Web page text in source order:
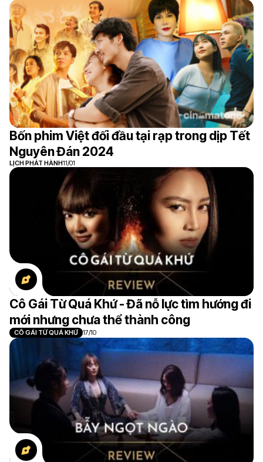
Bốn phim Việt đối đầu tại rạp trong dịp Tết
Nguyên Đán 2024
LỊCH PHÁT HÀNH11/01
Cô Gái Từ Quá Khứ - Đã nỗ lực tìm hướng đi
mới nhưng chưa thể thành công
CÔ GÁI TỪ QUÁ KHỨ 17/10